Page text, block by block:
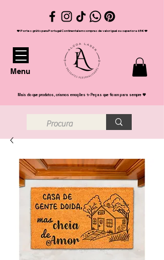
❤️ Portes grátis para Portugal Continental em compras de valor igual ou superior a 65€ ❤️
Menu
Mais do que produtos, criamos emoções ✨ Peças que ficam para sempre 💖